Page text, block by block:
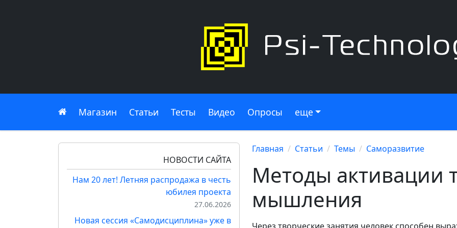
Главная
Магазин Статьи Тесты Видео Опросы еще
НОВОСТИ САЙТА
Нам 20 лет! Летняя распродажа в честь
юбилея проекта
27.06.2026
Новая сессия «Самодисциплина» уже в
Главная Статьи Темы Саморазвитие
Методы активации
мышления